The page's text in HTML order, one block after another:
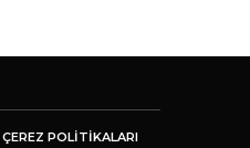
ÇEREZ POLITIKALARI